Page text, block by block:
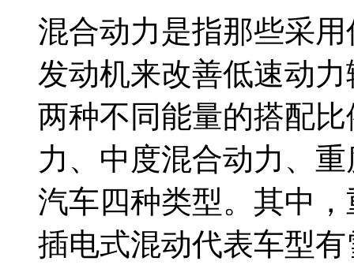
混合动力是指那些采
发动机来改善低速动
两种不同能量的搭配
力、中度混合动力、
汽车四种类型。其中
插电式混动代表车型